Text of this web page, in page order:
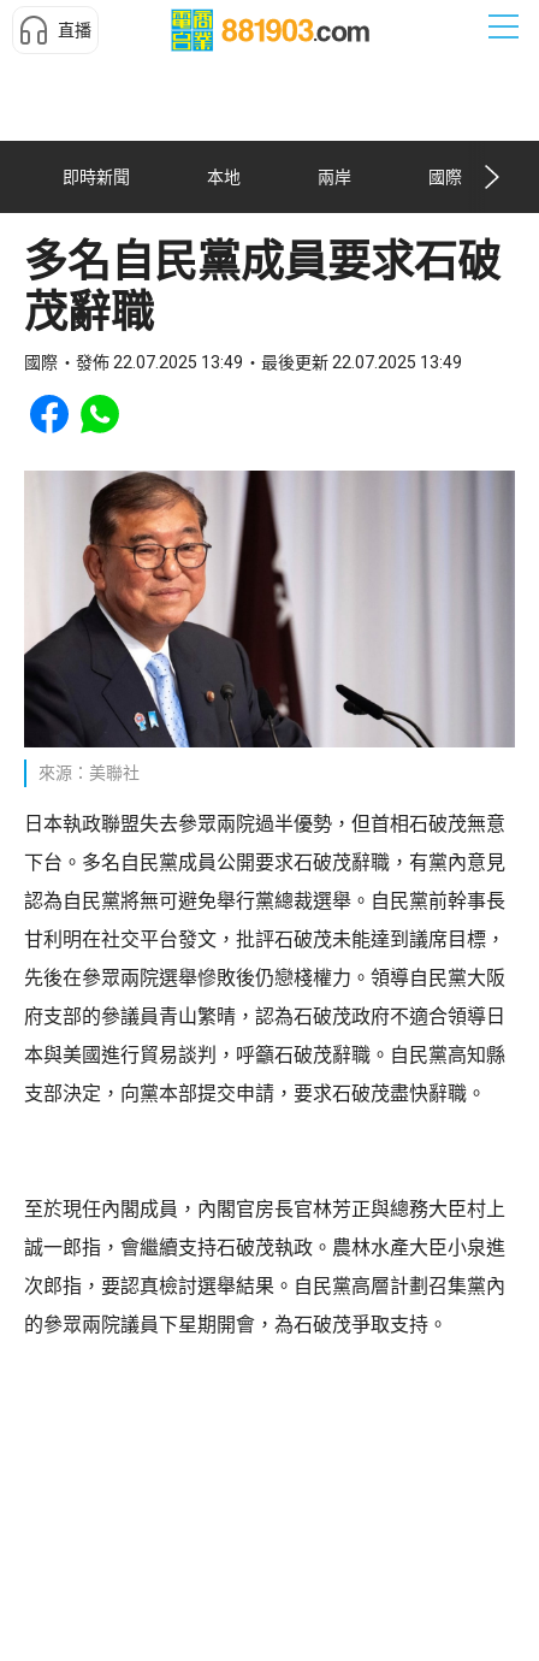
直播
即時新聞 本地 兩岸 國際
多名自民黨成員要求石破
茂辭職
國際 發佈 22.07.2025 13:49 最後更新 22.07.2025 13:49
Share to Facebook
Share to WhatsApp
來源：美聯社
日本執政聯盟失去參眾兩院過半優勢，但首相石破茂無意
下台。多名自民黨成員公開要求石破茂辭職，有黨內意見
認為自民黨將無可避免舉行黨總裁選舉。自民黨前幹事長
甘利明在社交平台發文，批評石破茂未能達到議席目標，
先後在參眾兩院選舉慘敗後仍戀棧權力。領導自民黨大阪
府支部的參議員青山繁晴，認為石破茂政府不適合領導日
本與美國進行貿易談判，呼籲石破茂辭職。自民黨高知縣
支部決定，向黨本部提交申請，要求石破茂盡快辭職。
至於現任內閣成員，內閣官房長官林芳正與總務大臣村上
誠一郎指，會繼續支持石破茂執政。農林水產大臣小泉進
次郎指，要認真檢討選舉結果。自民黨高層計劃召集黨內
的參眾兩院議員下星期開會，為石破茂爭取支持。